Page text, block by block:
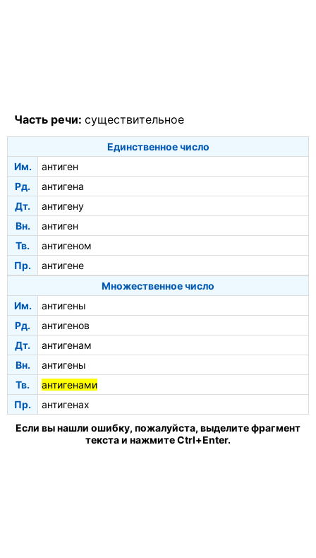
Часть речи: существительное
Единственное число
Им.
антиген
Рд.
антигена
Дт.
антигену
Вн.
антиген
Тв.
антигеном
Пр.
антигене
Множественное число
Им.
антигены
Рд.
антигенов
Дт.
антигенам
Вн.
антигены
Тв.
антигенами
Пр.
антигенах
Если вы нашли ошибку, пожалуйста, выделите фрагмент
текста и нажмите Ctrl+Enter.